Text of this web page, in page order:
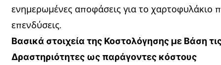
ενημερωμένες αποφάσεις για το χαρτοφυλάκιο
επενδύσεις.
Βασικά στοιχεία της Κοστολόγησης με Βάση
Δραστηριότητες ως παράγοντες κόστους